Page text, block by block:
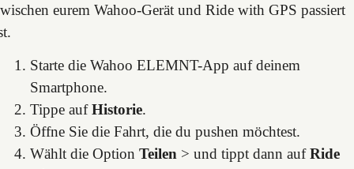
eurem Wahoo-Gerät und Ride with GPS passiert
Starte die Wahoo ELEMNT-App auf deinem
Smartphone.
Tippe aufHistorie.
Öffne Sie die Fahrt, die du pushen möchtest.
Wählt die Option Teilen > und tippt dann aufRide